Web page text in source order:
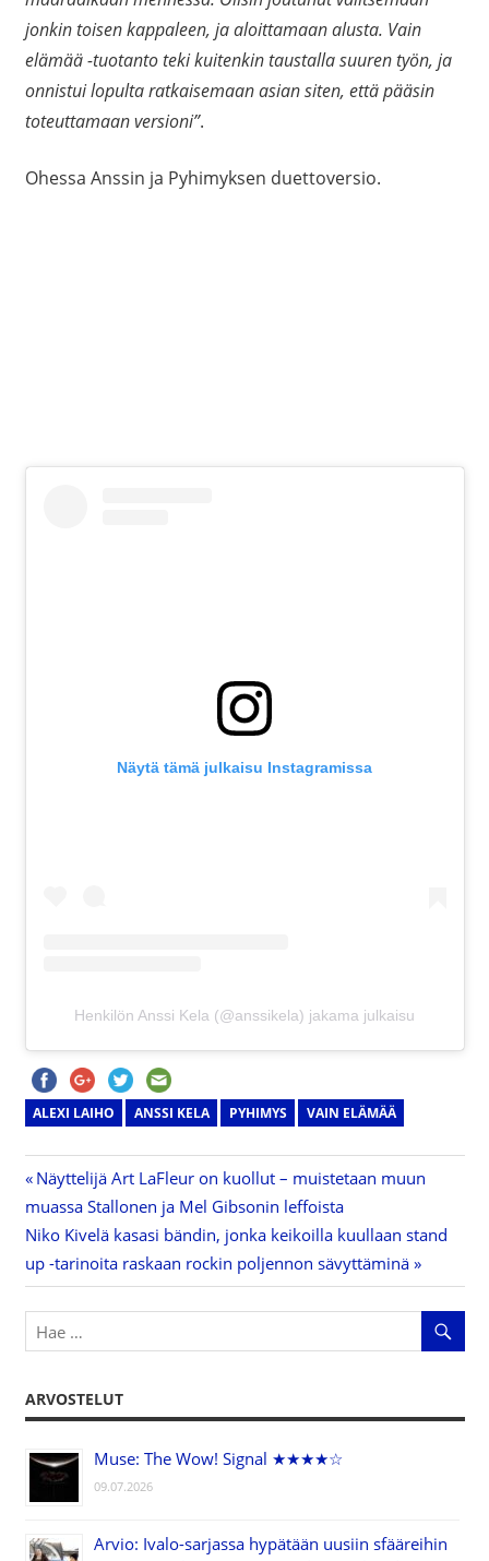
jonkin toisen kappaleen, ja aloittamaan alusta. Vain
elämää -tuotanto teki kuitenkin taustalla suuren työn, ja
onnistui lopulta ratkaisemaan asian siten, että pääsin
toteuttamaan versioni”.
Ohessa Anssin ja Pyhimyksen duettoversio.
Näytä tämä julkaisu Instagramissa
Henkilön Anssi Kela (@anssikela) jakama julkaisu
ALEXI LAIHO ANSSI KELA PYHIMYS VAIN ELÄMÄÄ
Artikkelien
selaus
Previous
Post:
Näyttelijä Art LaFleur on kuollut – muistetaan muun
muassa Stallonen ja Mel Gibsonin leffoista
Next
Post:
Niko Kivelä kasasi bändin, jonka keikoilla kuullaan stand
up -tarinoita raskaan rockin poljennon sävyttäminä
ARVOSTELUT
Muse: The Wow! Signal ★★★★☆
09.07.2026
Arvio: Ivalo-sarjassa hypätään uusiin sfääreihin